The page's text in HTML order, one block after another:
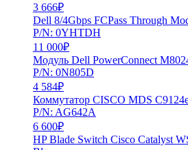
3 666₽
Dell 8/4Gbps FCPass Through
P/N: 0YHTDH
11 000₽
Модуль Dell PowerConnect
P/N: 0N805D
4 584₽
Коммутатор CISCO MDS
P/N: AG642A
6 600₽
HP Blade Switch Cisco Catalyst